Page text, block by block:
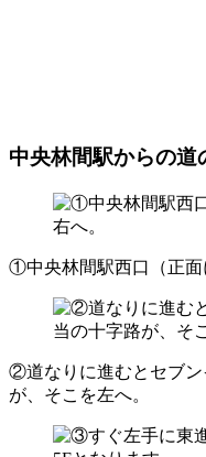
中央林間駅からの道
①中央林間駅西口（正面
②道なりに進むとセブン
が、そこを左へ。